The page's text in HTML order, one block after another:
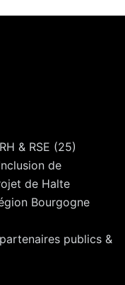
& RSE (25)
de
de Halte
Bourgogne
publics &